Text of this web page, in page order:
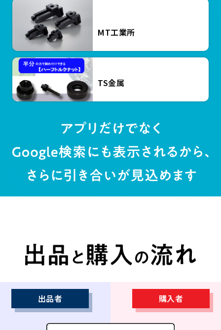
B型粘度計 Anton Paar ViscoQC1
￥495,000
ダンボール圧縮試験機 CTM-1350
￥999,999,999
木材用大型試験機
￥999,999,999
卓上型引張圧縮試験機 MCTシリーズ
（フォーステス
￥354,000
金属検出機 AD-4976シリーズ
￥999,999,999
コンパクトサーマルカメラ AD-5637
￥43,800
A&D SD-100/200
￥63,500
A&D 超音波厚さ計
￥142,500
MT工業所
TS金属
出品者 購入者